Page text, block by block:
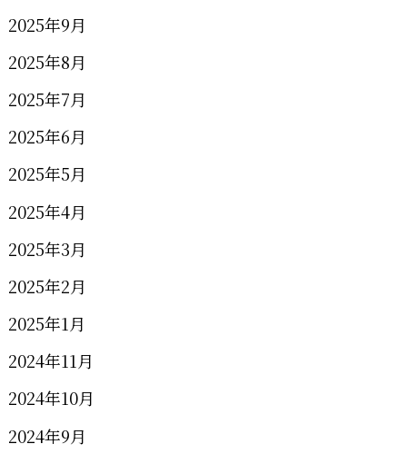
2025年9月
2025年8月
2025年7月
2025年6月
2025年5月
2025年4月
2025年3月
2025年2月
2025年1月
2024年11月
2024年10月
2024年9月